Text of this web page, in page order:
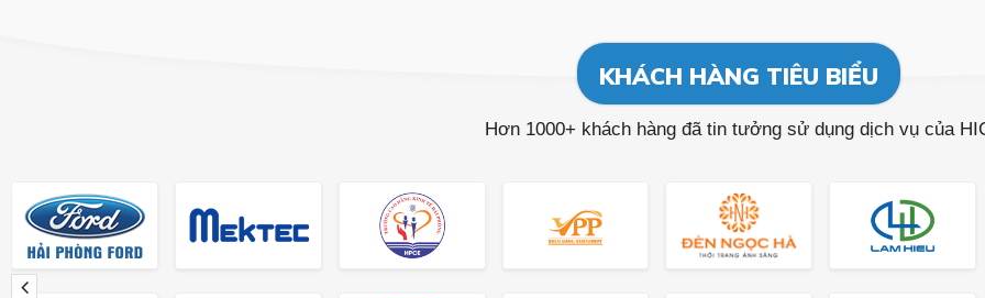
KHÁCH HÀNG TIÊU BIỂU
Hơn 1000+ khách hàng đã tin tưởng sử dụng dịch vụ của